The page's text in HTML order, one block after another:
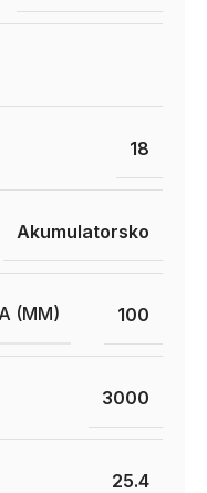
18
Akumulatorsko
(MM) 100
3000
25.4